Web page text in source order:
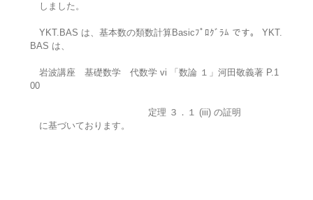
しました。
YKT.BAS は、基本数の類数計算Basicﾌﾟﾛｸﾞﾗﾑ です。 YKT.
BAS は、
岩波講座 基礎数学 代数学 vi 「数論 １」河田敬義著 P.1
00
定理 ３．１ (iii) の証明
に基づいております。